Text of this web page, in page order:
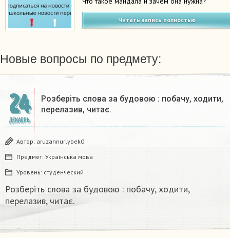
Читать запись полностью
Новые вопросы по предмету:
24
ДЕКАБРЬ
Розберіть слова за будовою : побачу, ходити,
перелазив, читає.
Автор: aruzannurlybek0
Предмет: Українська мова
Уровень: студенческий
Розберіть слова за будовою : побачу, ходити,
перелазив, читає.